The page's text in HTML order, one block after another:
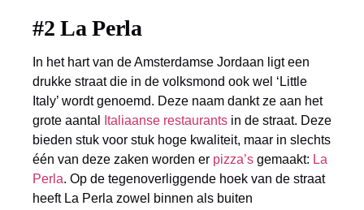
#2 La Perla
In het hart van de Amsterdamse Jordaan ligt een
drukke straat die in de volksmond ook wel ‘Little
Italy’ wordt genoemd. Deze naam dankt ze aan het
grote aantal
Italiaanse restaurants in de straat. Deze
bieden stuk voor stuk hoge kwaliteit, maar in slechts
één van deze zaken worden er pizza’s gemaakt: La
Perla. Op de tegenover­liggende hoek van de straat
heeft La Perla zowel binnen als buiten